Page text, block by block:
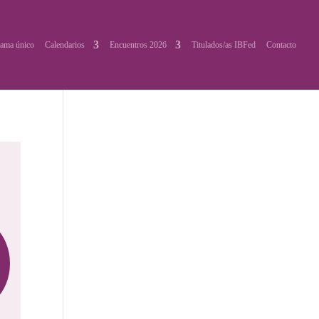
único Calendarios Encuentros 2026 Titulados/as IBFed Contacto